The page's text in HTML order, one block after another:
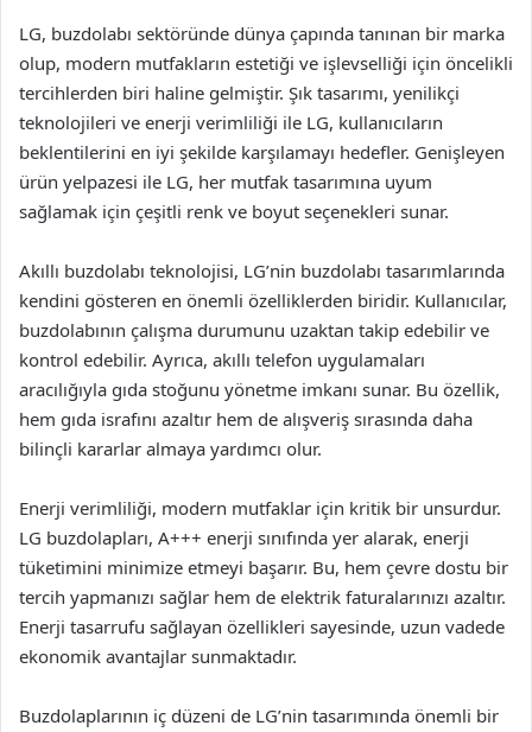
LG, buzdolabı sektöründe dünya çapında tanınan bir marka
olup, modern mutfakların estetiği ve işlevselliği için öncelikli
tercihlerden biri haline gelmiştir. Şık tasarımı, yenilikçi
teknolojileri ve enerji verimliliği ile LG, kullanıcıların
beklentilerini en iyi şekilde karşılamayı hedefler. Genişleyen
ürün yelpazesi ile LG, her mutfak tasarımına uyum
sağlamak için çeşitli renk ve boyut seçenekleri sunar.
Akıllı buzdolabı teknolojisi, LG’nin buzdolabı tasarımlarında
kendini gösteren en önemli özelliklerden biridir. Kullanıcılar,
buzdolabının çalışma durumunu uzaktan takip edebilir ve
kontrol edebilir. Ayrıca, akıllı telefon uygulamaları
aracılığıyla gıda stoğunu yönetme imkanı sunar. Bu özellik,
hem gıda israfını azaltır hem de alışveriş sırasında daha
bilinçli kararlar almaya yardımcı olur.
Enerji verimliliği, modern mutfaklar için kritik bir unsurdur.
LG buzdolapları, A+++ enerji sınıfında yer alarak, enerji
tüketimini minimize etmeyi başarır. Bu, hem çevre dostu bir
tercih yapmanızı sağlar hem de elektrik faturalarınızı azaltır.
Enerji tasarrufu sağlayan özellikleri sayesinde, uzun vadede
ekonomik avantajlar sunmaktadır.
Buzdolaplarının iç düzeni de LG’nin tasarımında önemli bir